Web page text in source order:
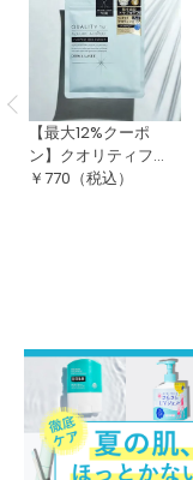
【最大12%クーポ
ン】クオリティフ...
￥770 （税込）